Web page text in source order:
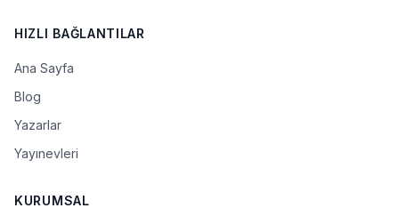
HIZLI BAĞLANTILAR
Ana Sayfa
Blog
Yazarlar
Yayınevleri
KURUMSAL